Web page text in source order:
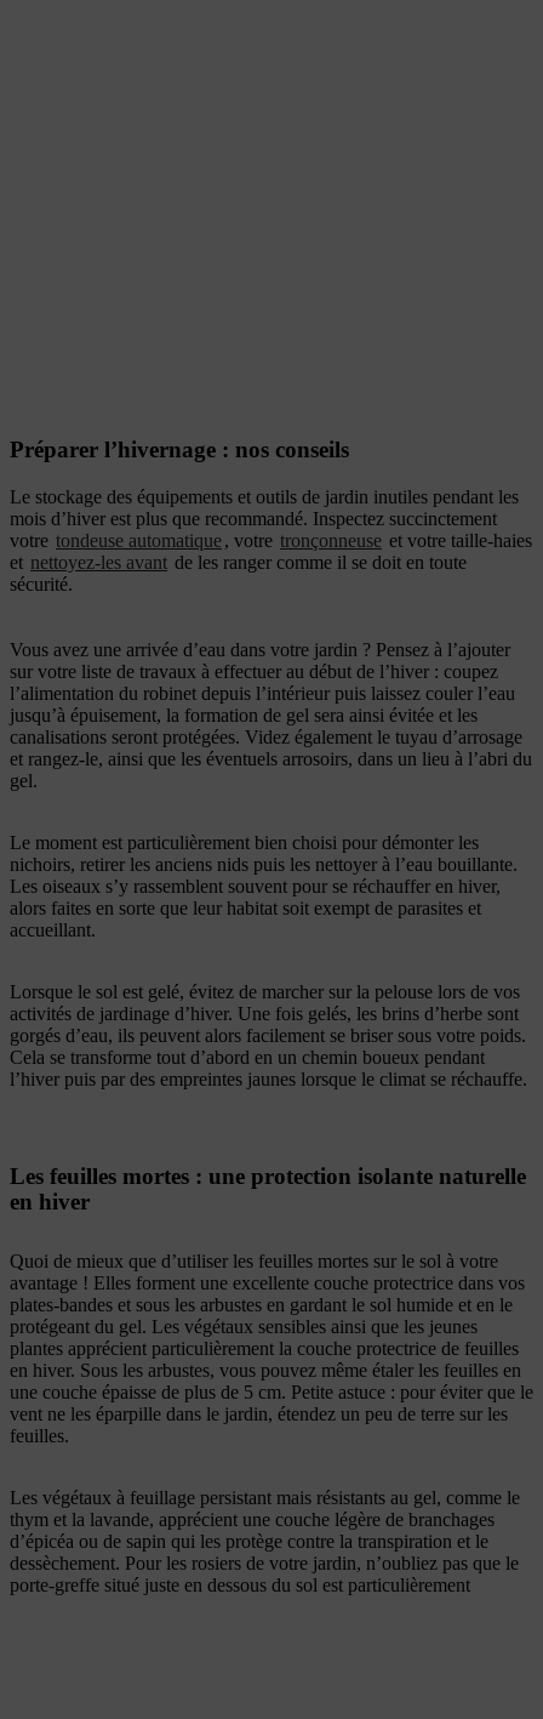
Préparer l’hivernage : nos conseils
Le stockage des équipements et outils de jardin inutiles pendant les
mois d’hiver est plus que recommandé. Inspectez succinctement
votre tondeuse automatique, votre tronçonneuse et votre taille-haies
et nettoyez-les avant de les ranger comme il se doit en toute
sécurité.
Vous avez une arrivée d’eau dans votre jardin ? Pensez à l’ajouter
sur votre liste de travaux à effectuer au début de l’hiver : coupez
l’alimentation du robinet depuis l’intérieur puis laissez couler l’eau
jusqu’à épuisement, la formation de gel sera ainsi évitée et les
canalisations seront protégées. Videz également le tuyau d’arrosage
et rangez-le, ainsi que les éventuels arrosoirs, dans un lieu à l’abri du
gel.
Le moment est particulièrement bien choisi pour démonter les
nichoirs, retirer les anciens nids puis les nettoyer à l’eau bouillante.
Les oiseaux s’y rassemblent souvent pour se réchauffer en hiver,
alors faites en sorte que leur habitat soit exempt de parasites et
accueillant.
Lorsque le sol est gelé, évitez de marcher sur la pelouse lors de vos
activités de jardinage d’hiver. Une fois gelés, les brins d’herbe sont
gorgés d’eau, ils peuvent alors facilement se briser sous votre poids.
Cela se transforme tout d’abord en un chemin boueux pendant
l’hiver puis par des empreintes jaunes lorsque le climat se réchauffe.
Les feuilles mortes : une protection isolante naturelle
en hiver
Quoi de mieux que d’utiliser les feuilles mortes sur le sol à votre
avantage ! Elles forment une excellente couche protectrice dans vos
plates-bandes et sous les arbustes en gardant le sol humide et en le
protégeant du gel. Les végétaux sensibles ainsi que les jeunes
plantes apprécient particulièrement la couche protectrice de feuilles
en hiver. Sous les arbustes, vous pouvez même étaler les feuilles en
une couche épaisse de plus de 5 cm. Petite astuce : pour éviter que le
vent ne les éparpille dans le jardin, étendez un peu de terre sur les
feuilles.
Les végétaux à feuillage persistant mais résistants au gel, comme le
thym et la lavande, apprécient une couche légère de branchages
d’épicéa ou de sapin qui les protège contre la transpiration et le
dessèchement. Pour les rosiers de votre jardin, n’oubliez pas que le
porte-greffe situé juste en dessous du sol est particulièrement